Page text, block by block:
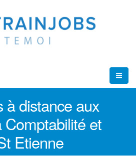
à distance aux
Comptabilité et
Etienne